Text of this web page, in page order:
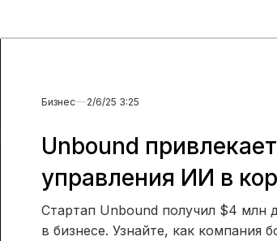
Бизнес 2/6/25 3:25
Unbound
управления ИИ в
Стартап Unbound получил $4 млн
в бизнесе. Узнайте, как компания